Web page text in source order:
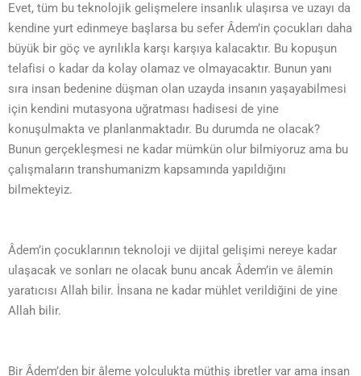
Evet, tüm bu teknolojik gelişmelere insanlık ulaşırsa ve uzayı da
kendine yurt edinmeye başlarsa bu sefer Âdem’in çocukları daha
büyük bir göç ve ayrılıkla karşı karşıya kalacaktır. Bu kopuşun
telafisi o kadar da kolay olamaz ve olmayacaktır. Bunun yanı
sıra insan bedenine düşman olan uzayda insanın yaşayabilmesi
için kendini mutasyona uğratması hadisesi de yine
konuşulmakta ve planlanmaktadır. Bu durumda ne olacak?
Bunun gerçekleşmesi ne kadar mümkün olur bilmiyoruz ama bu
çalışmaların transhumanizm kapsamında yapıldığını
bilmekteyiz.
Âdem’in çocuklarının teknoloji ve dijital gelişimi nereye kadar
ulaşacak ve sonları ne olacak bunu ancak Âdem’in ve âlemin
yaratıcısı Allah bilir. İnsana ne kadar mühlet verildiğini de yine
Allah bilir.
Bir Âdem’den bir âleme yolculukta müthiş ibretler var ama insan